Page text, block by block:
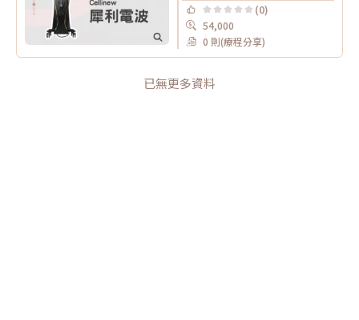
(0)
54,000
0 則(療程分享)
已無更多資料